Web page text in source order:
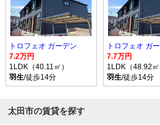
トロフェオ ガーデン
7.2万円
1LDK（40.11㎡）
羽生/徒歩14分
トロフェオ ガ
7.7万円
1LDK（48.92㎡
羽生/徒歩14分
太田市の賃貸を探す